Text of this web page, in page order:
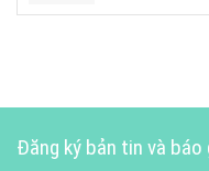
Đăng ký bản tin và